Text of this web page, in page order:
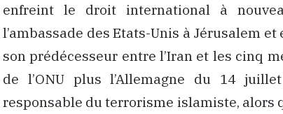
enfreint le droit international à
l’ambassade des Etats-Unis à Jérusalem
son prédécesseur entre l’Iran et les cinq
de l’ONU plus l’Allemagne du 14
responsable du terrorisme islamiste, alors